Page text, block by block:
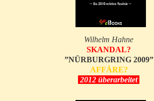
Wilhelm Hahne
SKANDAL?
”NÜRBURGRING 2009”
AFFÄRE?
2012 überarbeitet